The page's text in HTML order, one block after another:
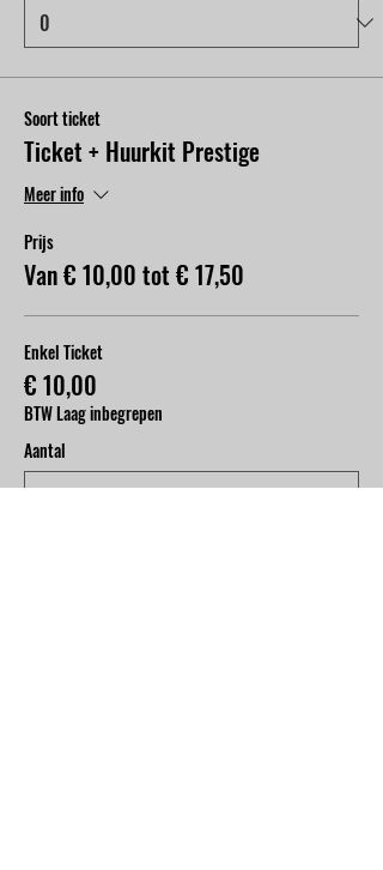
Soort ticket
Ticket + Huurkit Prestige
Meer info
Prijs
Van € 10,00 tot € 17,50
Enkel Ticket
€ 10,00
BTW Laag inbegrepen
Aantal